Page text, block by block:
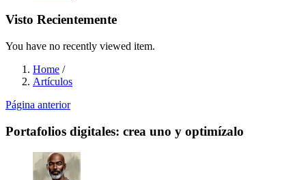
Visto Recientemente
You have no recently viewed item.
Home /
Artículos
Página anterior
Portafolios digitales: crea uno y optimízalo